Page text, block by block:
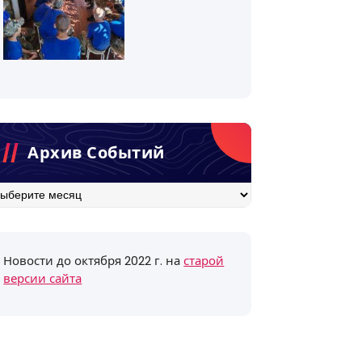
Архив Событий
Новости до октября 2022 г. настарой
версии сайта